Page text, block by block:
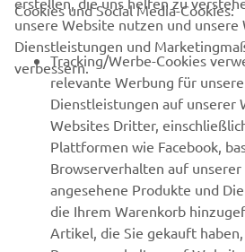
B2B
MEHR YAMAHA
SUPPORT
NEWSLETTER
unsere Website nutzen und unsere
Dienstleistungen und
verbessern.
Cookies und Social Media-Cookies:
Tracking/Werbe-Cookies
relevante Werbung für
Dienstleistungen auf unserer
Websites Dritter,
Plattformen wie Facebook,
Browserverhalten auf unserer
angesehene Produkte und
die Ihrem Warenkorb
Artikel, die Sie gekauft